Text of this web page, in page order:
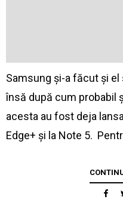
Samsung și-a făcut și
însă după cum probabil
acesta au fost deja
Edge+ și la Note 5.